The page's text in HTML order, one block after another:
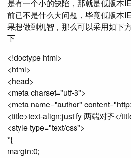
是有一个小的缺陷，那就是低版本
前已不是什么大问题，毕竟低版本
果想做到机智，那么可以采用如下
下：
<!doctype html>
<html>
<head>
<meta charset="utf-8">
<meta name="author"
<title>text-align:justify 两端对齐</
<style type="text/css">
*{
margin:0;